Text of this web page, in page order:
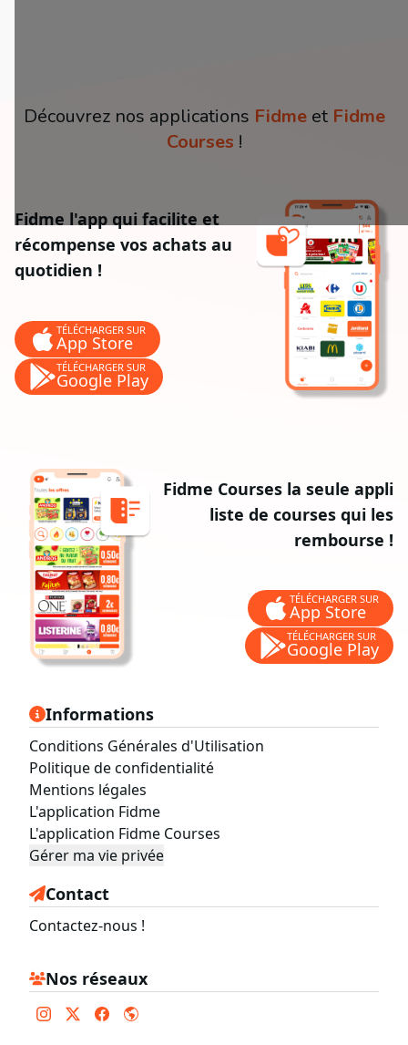
Découvrez nos applications Fidme et Fidme
Courses !
Fidme l'app qui facilite et
récompense vos achats au
quotidien !
TÉLÉCHARGER SUR
App Store
TÉLÉCHARGER SUR
Google Play
Fidme Courses la seule appli
liste de courses qui les
rembourse !
TÉLÉCHARGER SUR
App Store
TÉLÉCHARGER SUR
Google Play
Informations
Conditions Générales d'Utilisation
Politique de confidentialité
Mentions légales
L'application Fidme
L'application Fidme Courses
Gérer ma vie privée
Contact
Contactez-nous !
Nos réseaux